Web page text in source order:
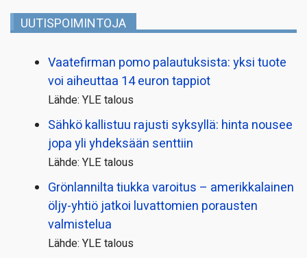
UUTISPOIMINTOJA
Vaatefirman pomo palautuksista: yksi tuote
voi aiheuttaa 14 euron tappiot
Lähde: YLE talous
Sähkö kallistuu rajusti syksyllä: hinta nousee
jopa yli yhdeksään senttiin
Lähde: YLE talous
Grönlannilta tiukka varoitus – amerikkalainen
öljy-yhtiö jatkoi luvattomien porausten
valmistelua
Lähde: YLE talous